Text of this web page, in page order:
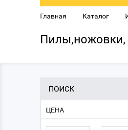
Главная Каталог
Пилы,ножовки,
ПОИСК
ЦЕНА